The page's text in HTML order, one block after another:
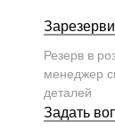
Резерв в
менеджер
деталей
Задать